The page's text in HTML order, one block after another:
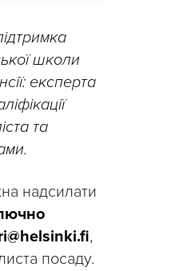
школи
експерта
та
надсилати
,
посаду.